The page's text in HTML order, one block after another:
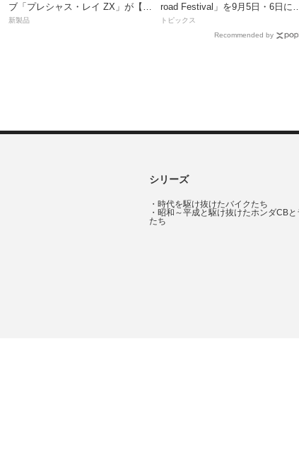
ブ「プレシャス・レイ ZX」が【デ
イトナ】から登場
新製品
road Festival」を9月5日・6日にオ
ンタケエクスプローラーパークで
トピックス
Recommended by
シリーズ
・ 時代を駆け抜けたバイクたち
・ 昭和～平成と駆け抜けたホンダCB
たち